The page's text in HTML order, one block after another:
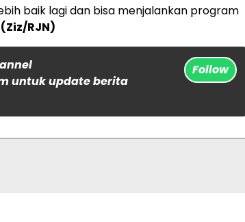
baik lagi dan bisa menjalankan program
(Ziz/RJN)
untuk update berita
Follow